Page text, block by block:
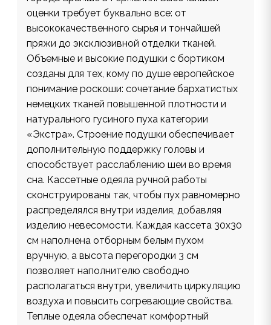
оценки требует буквально все: от
высококачественного сырья и тончайшей
пряжи до эксклюзивной отделки тканей.
Объемные и высокие подушки с бортиком
созданы для тех, кому по душе европейское
понимание роскоши: сочетание бархатистых
немецких тканей повышенной плотности и
натурального гусиного пуха категории
«Экстра». Строение подушки обеспечивает
дополнительную поддержку головы и
способствует расслаблению шеи во время
сна. Кассетные одеяла ручной работы
сконструированы так, чтобы пух равномерно
распределялся внутри изделия, добавляя
изделию невесомости. Каждая кассета 30х30
см наполнена отборным белым пухом
вручную, а высота перегородки 3 см
позволяет наполнителю свободно
располагаться внутри, увеличить циркуляцию
воздуха и повысить согревающие свойства.
Теплые одеяла обеспечат комфортный